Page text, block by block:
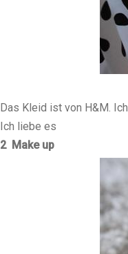
Das Kleid ist von H&M.
Ich liebe es
2 Make up